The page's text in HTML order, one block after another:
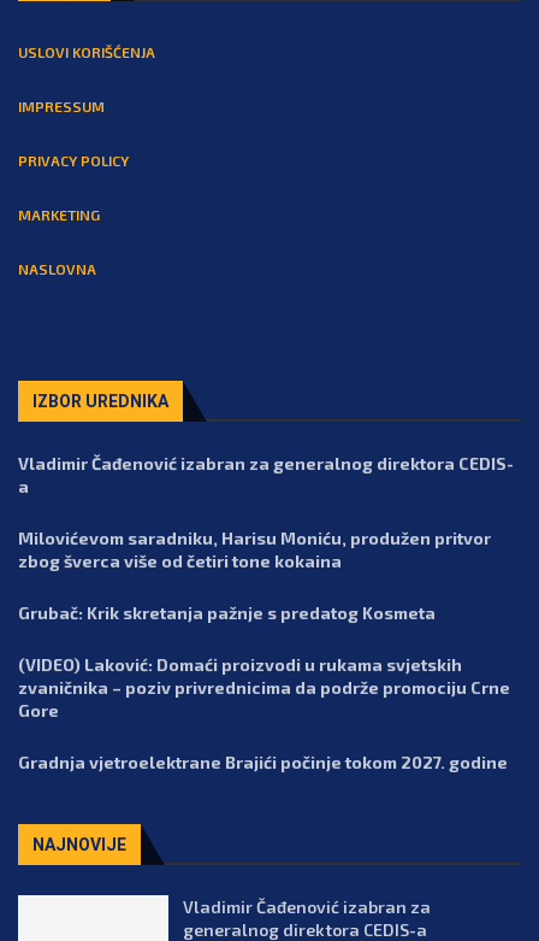
USLOVI KORIŠĆENJA
IMPRESSUM
PRIVACY POLICY
MARKETING
NASLOVNA
IZBOR UREDNIKA
Vladimir Čađenović izabran za generalnog direktora CEDIS-
a
Milovićevom saradniku, Harisu Moniću, produžen pritvor
zbog šverca više od četiri tone kokaina
Grubač: Krik skretanja pažnje s predatog Kosmeta
(VIDEO) Laković: Domaći proizvodi u rukama svjetskih
zvaničnika – poziv privrednicima da podrže promociju Crne
Gore
Gradnja vjetroelektrane Brajići počinje tokom 2027. godine
NAJNOVIJE
Vladimir Čađenović izabran za
generalnog direktora CEDIS-a